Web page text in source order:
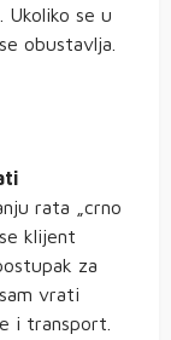
Ukoliko se u
obustavlja.
rata „crno
klijent
za
vrati
i transport.